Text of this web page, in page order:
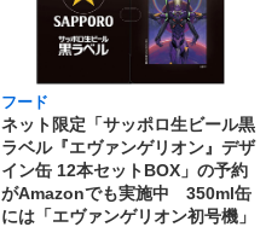
フード
ネット限定「サッポロ生ビール黒
ラベル『エヴァンゲリオン』デザ
イン缶 12本セットBOX」の予約
がAmazonでも実施中 350ml缶
には「エヴァンゲリオン初号機」